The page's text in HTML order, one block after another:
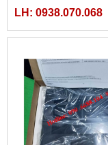
LH: 0938.070.068